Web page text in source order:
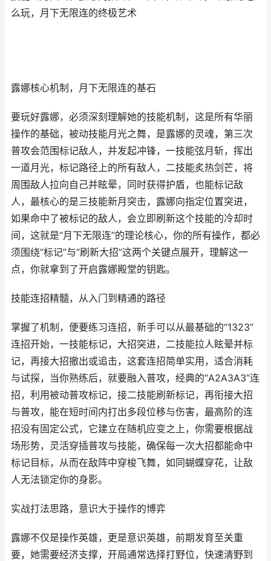
么玩，月下无限连的终极艺术
露娜核心机制，月下无限连的基石
要玩好露娜，必须深刻理解她的技能机制，这是所有华丽
操作的基础，被动技能月光之舞，是露娜的灵魂，第三次
普攻会范围标记敌人，并发起冲锋，一技能弦月斩，挥出
一道月光，标记路径上的所有敌人，二技能炙热剑芒，将
周围敌人拉向自己并眩晕，同时获得护盾，也能标记敌
人，最核心的是三技能新月突击，露娜向指定位置突进，
如果命中了被标记的敌人，会立即刷新这个技能的冷却时
间，这就是“月下无限连”的理论核心，你的所有操作，都必
须围绕“标记”与“刷新大招”这两个关键点展开，理解这一
点，你就拿到了开启露娜殿堂的钥匙。
技能连招精髓，从入门到精通的路径
掌握了机制，便要练习连招，新手可以从最基础的“1323”
连招开始，一技能标记，大招突进，二技能拉人眩晕并标
记，再接大招撤出或追击，这套连招简单实用，适合消耗
与试探，当你熟练后，就要融入普攻，经典的“A2A3A3”连
招，利用被动普攻标记，接二技能刷新标记，再衔接大招
与普攻，能在短时间内打出多段位移与伤害，最高阶的连
招没有固定公式，它建立在随机应变之上，你需要根据战
场形势，灵活穿插普攻与技能，确保每一次大招都能命中
标记目标，从而在敌阵中穿梭飞舞，如同蝴蝶穿花，让敌
人无法锁定你的身影。
实战打法思路，意识大于操作的博弈
露娜不仅是操作英雄，更是意识英雄，前期发育至关重
要，她需要经济支撑，开局通常选择打野位，快速清野到